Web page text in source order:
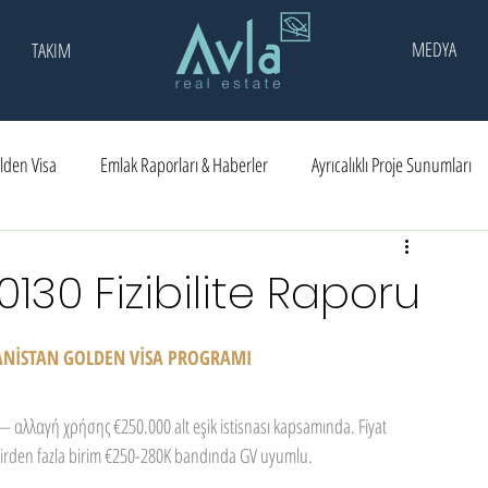
TAKIM MEDYA
Visa Emlak Raporları & Haberler Ayrıcalıklı Proje Sunumları
Fizibilite Raporu
GOLDEN VİSA PROGRAMI
χρήσης €250.000 alt eşik istisnası kapsamında. Fiyat
fazla birim €250-280K bandında GV uyumlu.